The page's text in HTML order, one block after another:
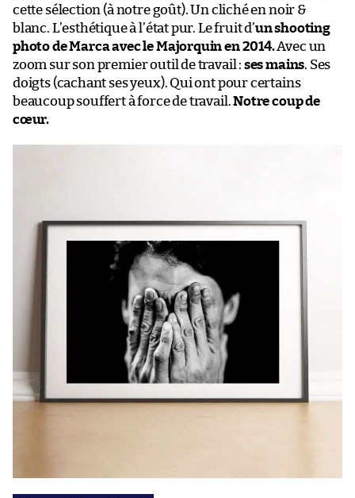
cette sélection (à notre goût). Un cliché en noir &
blanc. L’esthétique à l’état pur. Le fruit d’un shooting
photo de Marca avec le Majorquin en 2014.Avec un
zoom sur son premier outil de travail : ses mains. Ses
doigts (cachant ses yeux). Qui ont pour certains
beaucoup souffert à force de travail.Notre coup de
cœur.